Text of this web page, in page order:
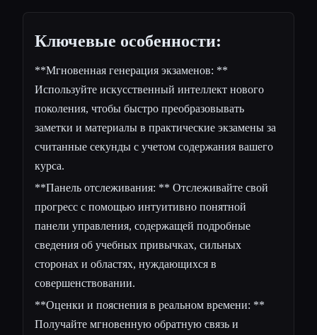
Ключевые особенности:
**Мгновенная генерация экзаменов: **
Используйте искусственный интеллект нового
поколения, чтобы быстро преобразовывать
заметки и материалы в практические экзамены за
считанные секунды с учетом содержания вашего
курса.
**Панель отслеживания: ** Отслеживайте свой
прогресс с помощью интуитивно понятной
панели управления, содержащей подробные
сведения об учебных привычках, сильных
сторонах и областях, нуждающихся в
совершенствовании.
**Оценки и пояснения в реальном времени: **
Получайте мгновенную обратную связь и